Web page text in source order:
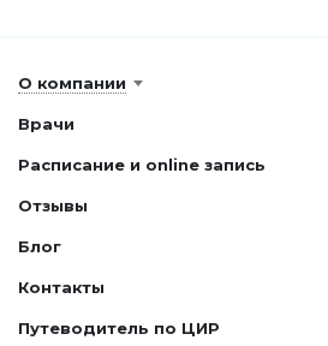
О компании
Врачи
Расписание и online запись
Отзывы
Блог
Контакты
Путеводитель по ЦИР